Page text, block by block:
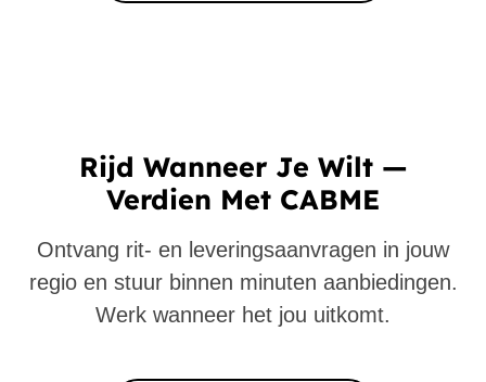
Rijd Wanneer Je Wilt —
Verdien Met CABME
Ontvang rit- en leveringsaanvragen in jouw
regio en stuur binnen minuten aanbiedingen.
Werk wanneer het jou uitkomt.